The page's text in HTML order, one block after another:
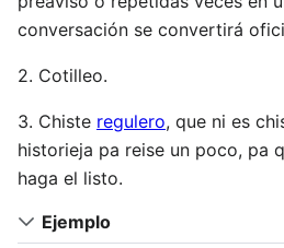
conversación se convertirá
2. Cotilleo.
3. Chiste regulero, que ni es
historieja pa reise un poco, pa
haga el listo.
Ejemplo